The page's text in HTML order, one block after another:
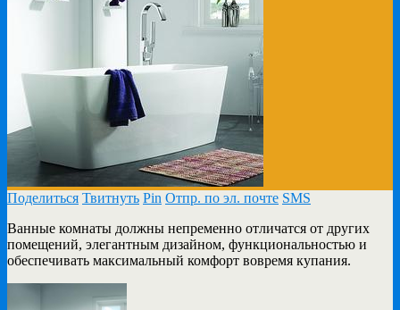
Поделиться Твитнуть Pin Отпр. по эл. почте SMS
Ванные комнаты должны непременно отличатся от других
помещений, элегантным дизайном, функциональностью и
обеспечивать максимальный комфорт вовремя купания.